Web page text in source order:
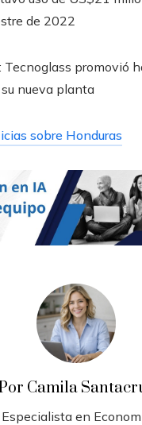
de 2022
Tecnoglass promovió
nueva planta
sobre Honduras
Camila
Especialista en